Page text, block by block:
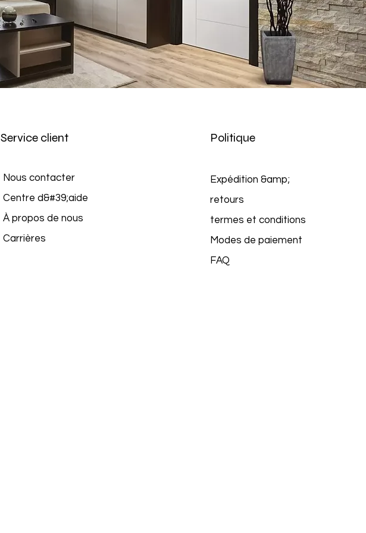
Service client
Nous contacter
Centre d&#39;aide
À propos de nous
Carrières
Politique
Expédition &amp;
retours
termes et conditions
Modes de paiement
FAQ